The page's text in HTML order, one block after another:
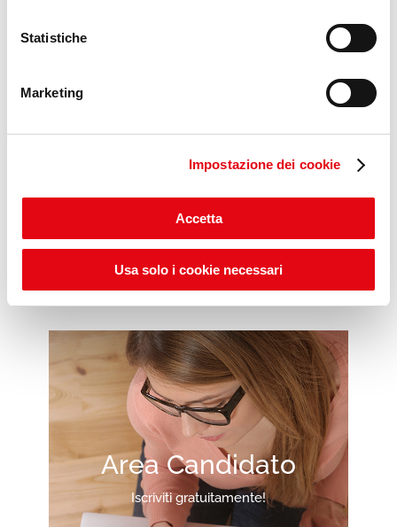
Statistiche
Marketing
Impostazione dei cookie
Accetta
Usa solo i cookie necessari
Scopri gli ITS POP DAYS
Area Candidato
Iscriviti gratuitamente!